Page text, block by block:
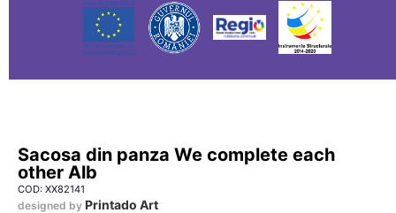
Sacosa din panza We complete each
other Alb
COD: XX82141
designed by Printado Art